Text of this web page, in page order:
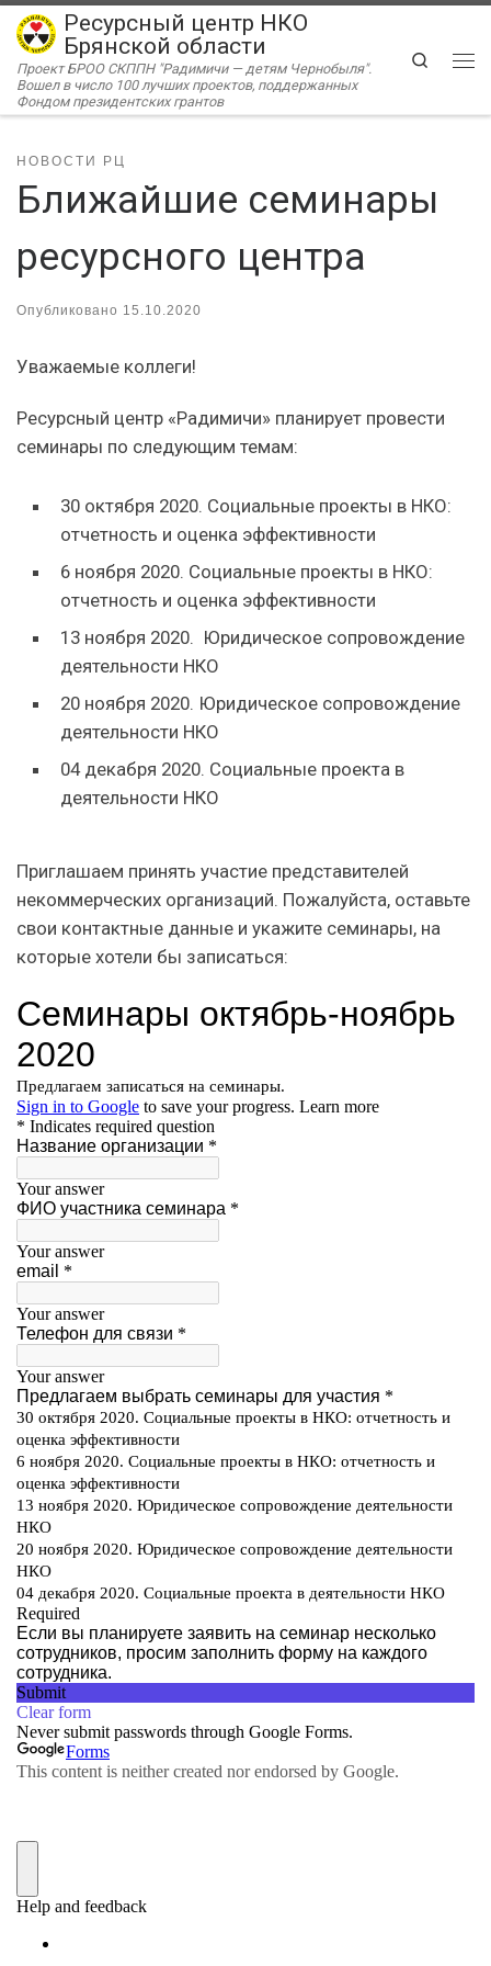
Перейти к содержимому
Ресурсный центр НКО
Брянской области
Проект БРОО СКППН "Радимичи — детям Чернобыля".
Вошел в число 100 лучших проектов, поддержанных
Фондом президентских грантов
Search
НОВОСТИ РЦ
Ближайшие семинары
ресурсного центра
Опубликовано 15.10.2020
Уважаемые коллеги!
Ресурсный центр «Радимичи» планирует провести
семинары по следующим темам:
30 октября 2020. Социальные проекты в НКО:
отчетность и оценка эффективности
6 ноября 2020. Социальные проекты в НКО:
отчетность и оценка эффективности
13 ноября 2020. Юридическое сопровождение
деятельности НКО
20 ноября 2020. Юридическое сопровождение
деятельности НКО
04 декабря 2020. Социальные проекта в
деятельности НКО
Приглашаем принять участие представителей
некоммерческих организаций. Пожалуйста, оставьте
свои контактные данные и укажите семинары, на
которые хотели бы записаться: